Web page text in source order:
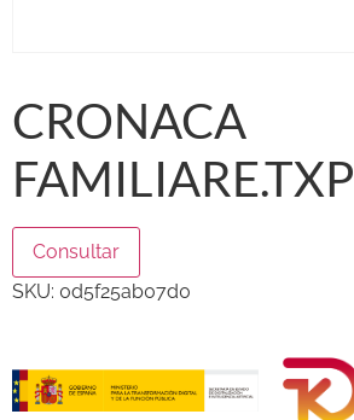
CRONACA
FAMILIARE.TXP
Consultar
SKU: 0d5f25ab07d0